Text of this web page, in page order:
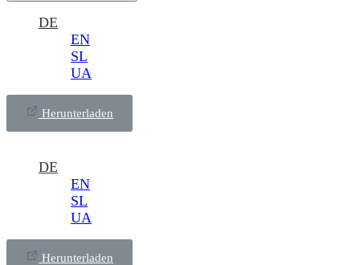
DE
EN
SL
UA
Herunterladen
DE
EN
SL
UA
Herunterladen